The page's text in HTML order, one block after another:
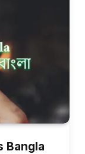
Bangla